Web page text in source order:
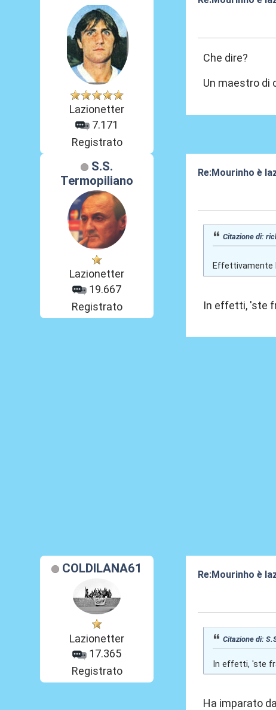
Lazionetter
7.171
Registrato
Che dire?
Un maestro di
S.S.
Termopiliano
Lazionetter
19.667
Registrato
Re:Mourinho è
Citazione di:
Effettivamente
In effetti, 'ste
COLDILANA61
Lazionetter
17.365
Registrato
Re:Mourinho è
Citazione di:
In effetti, 'ste
Ha imparato